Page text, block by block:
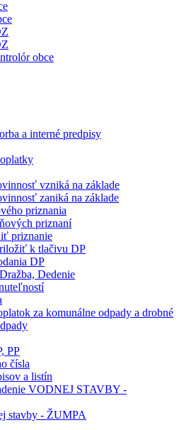
obce
a interné predpisy
vzniká na základe
zaniká na základe
priznania
priznaní
priznanie
k tlačivu DP
DP
Dedenie
za komunálne odpady a drobné
PP
čísla
a listín
VODNEJ STAVBY -
stavby - ŽUMPA